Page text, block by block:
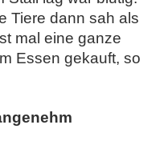
Tiere dann sah als
mal eine ganze
Essen gekauft, so